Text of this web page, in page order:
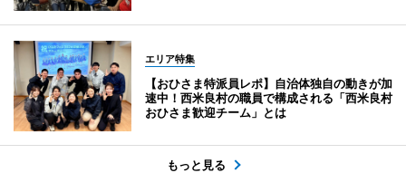
エリア特集
【おひさま特派員レポ】自治体独自の動きが加
速中！西米良村の職員で構成される「西米良村
おひさま歓迎チーム」とは
もっと見る